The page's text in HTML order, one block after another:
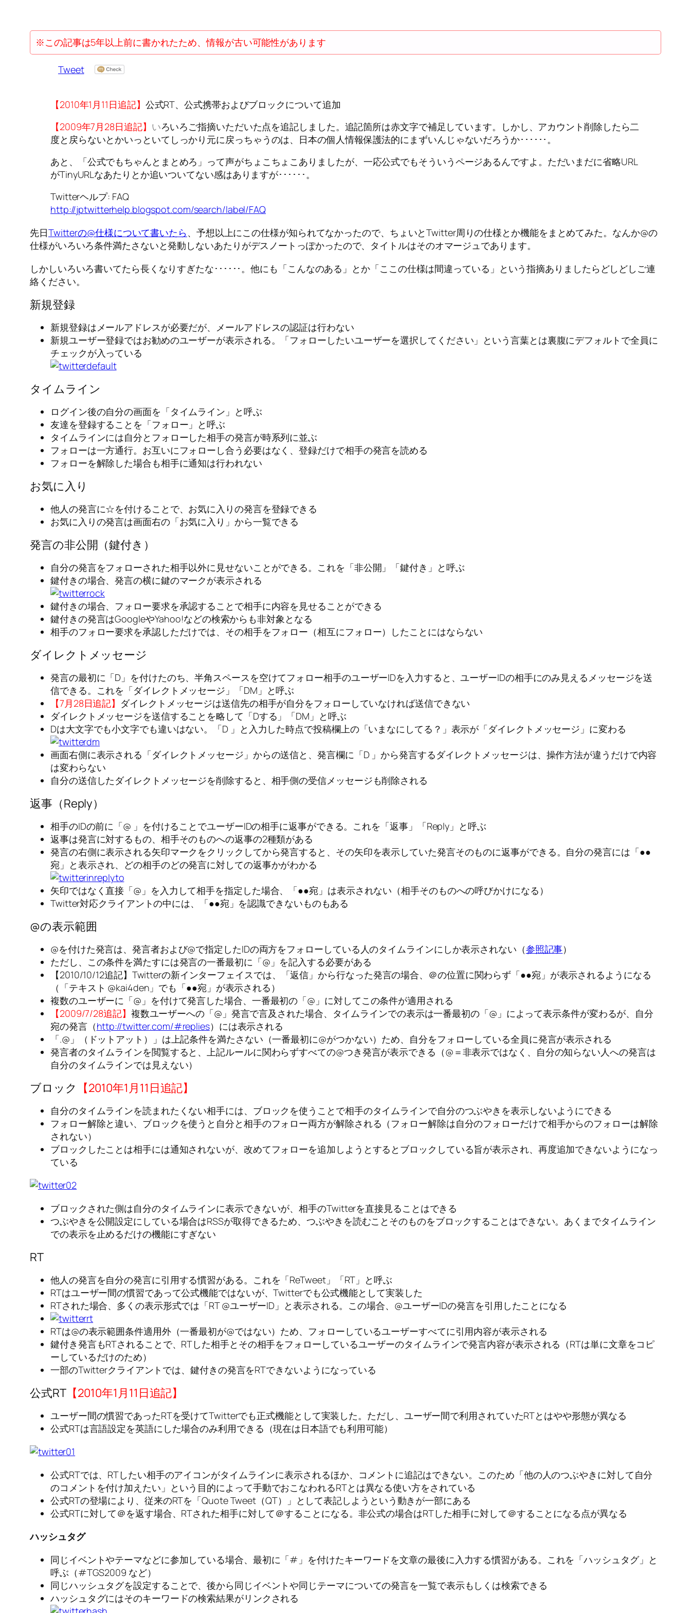
※この記事は5年以上前に書かれたため、情報が古い可能性があります
Tweet
【2010年1月11日追記】 公式RT、公式携帯およびブロックについて追加
【2009年7月28日追記】 いろいろご指摘いただいた点を追記しました。追記箇所は赤文字で補足しています。しかし、アカウント削除したら二
度と戻らないとかいっといてしっかり元に戻っちゃうのは、日本の個人情報保護法的にまずいんじゃないだろうか･･････。
あと、「公式でもちゃんとまとめろ」って声がちょこちょこありましたが、一応公式でもそういうページあるんですよ。ただいまだに省略URL
がTinyURLなあたりとか追いついてない感はありますが･･････。
Twitterヘルプ: FAQ
http://jptwitterhelp.blogspot.com/search/label/FAQ
先日Twitterの@仕様について書いたら、予想以上にこの仕様が知られてなかったので、ちょいとTwitter周りの仕様とか機能をまとめてみた。なんか@の
仕様がいろいろ条件満たさないと発動しないあたりがデスノートっぽかったので、タイトルはそのオマージュであります。
しかしいろいろ書いてたら長くなりすぎたな･･････。他にも「こんなのある」とか「ここの仕様は間違っている」という指摘ありましたらどしどしご連
絡ください。
新規登録
新規登録はメールアドレスが必要だが、メールアドレスの認証は行わない
新規ユーザー登録ではお勧めのユーザーが表示される。「フォローしたいユーザーを選択してください」という言葉とは裏腹にデフォルトで全員に
チェックが入っている
タイムライン
ログイン後の自分の画面を「タイムライン」と呼ぶ
友達を登録することを「フォロー」と呼ぶ
タイムラインには自分とフォローした相手の発言が時系列に並ぶ
フォローは一方通行。お互いにフォローし合う必要はなく、登録だけで相手の発言を読める
フォローを解除した場合も相手に通知は行われない
お気に入り
他人の発言に☆を付けることで、お気に入りの発言を登録できる
お気に入りの発言は画面右の「お気に入り」から一覧できる
発言の非公開（鍵付き）
自分の発言をフォローされた相手以外に見せないことができる。これを「非公開」「鍵付き」と呼ぶ
鍵付きの場合、発言の横に鍵のマークが表示される
鍵付きの場合、フォロー要求を承認することで相手に内容を見せることができる
鍵付きの発言はGoogleやYahoo!などの検索からも非対象となる
相手のフォロー要求を承認しただけでは、その相手をフォロー（相互にフォロー）したことにはならない
ダイレクトメッセージ
発言の最初に「D」を付けたのち、半角スペースを空けてフォロー相手のユーザーIDを入力すると、ユーザーIDの相手にのみ見えるメッセージを送
信できる。これを「ダイレクトメッセージ」「DM」と呼ぶ
【7月28日追記】 ダイレクトメッセージは送信先の相手が自分をフォローしていなければ送信できない
ダイレクトメッセージを送信することを略して「Dする」「DM」と呼ぶ
Dは大文字でも小文字でも違いはない。「D 」と入力した時点で投稿欄上の「いまなにしてる？」表示が「ダイレクトメッセージ」に変わる
画面右側に表示される「ダイレクトメッセージ」からの送信と、発言欄に「D 」から発言するダイレクトメッセージは、操作方法が違うだけで内容
は変わらない
自分の送信したダイレクトメッセージを削除すると、相手側の受信メッセージも削除される
返事（Reply）
相手のIDの前に「@ 」を付けることでユーザーIDの相手に返事ができる。これを「返事」「Reply」と呼ぶ
返事は発言に対するもの、相手そのものへの返事の2種類がある
発言の右側に表示される矢印マークをクリックしてから発言すると、その矢印を表示していた発言そのものに返事ができる。自分の発言には「●●
宛」と表示され、どの相手のどの発言に対しての返事かがわかる
矢印ではなく直接「@」を入力して相手を指定した場合、「●●宛」は表示されない（相手そのものへの呼びかけになる）
Twitter対応クライアントの中には、「●●宛」を認識できないものもある
@の表示範囲
@を付けた発言は、発言者および@で指定したIDの両方をフォローしている人のタイムラインにしか表示されない（参照記事）
ただし、この条件を満たすには発言の一番最初に「@」を記入する必要がある
【2010/10/12追記】Twitterの新インターフェイスでは、「返信」から行なった発言の場合、＠の位置に関わらず「●●宛」が表示されるようになる
（「テキスト @kai4den」でも「●●宛」が表示される）
複数のユーザーに「@」を付けて発言した場合、一番最初の「@」に対してこの条件が適用される
【2009/7/28追記】 複数ユーザーへの「@」発言で言及された場合、タイムラインでの表示は一番最初の「@」によって表示条件が変わるが、自分
宛の発言（http://twitter.com/#replies）には表示される
「.@」（ドットアット）」は上記条件を満たさない（一番最初に@がつかない）ため、自分をフォローしている全員に発言が表示される
発言者のタイムラインを閲覧すると、上記ルールに関わらずすべての@つき発言が表示できる（@＝非表示ではなく、自分の知らない人への発言は
自分のタイムラインでは見えない）
ブロック 【2010年1月11日追記】
自分のタイムラインを読まれたくない相手には、ブロックを使うことで相手のタイムラインで自分のつぶやきを表示しないようにできる
フォロー解除と違い、ブロックを使うと自分と相手のフォロー両方が解除される（フォロー解除は自分のフォローだけで相手からのフォローは解除
されない）
ブロックしたことは相手には通知されないが、改めてフォローを追加しようとするとブロックしている旨が表示され、再度追加できないようになっ
ている
ブロックされた側は自分のタイムラインに表示できないが、相手のTwitterを直接見ることはできる
つぶやきを公開設定にしている場合はRSSが取得できるため、つぶやきを読むことそのものをブロックすることはできない。あくまでタイムライン
での表示を止めるだけの機能にすぎない
RT
他人の発言を自分の発言に引用する慣習がある。これを「ReTweet」「RT」と呼ぶ
RTはユーザー間の慣習であって公式機能ではないが、Twitterでも公式機能として実装した
RTされた場合、多くの表示形式では「RT @ユーザーID」と表示される。この場合、@ユーザーIDの発言を引用したことになる
RTは@の表示範囲条件適用外（一番最初が@ではない）ため、フォローしているユーザーすべてに引用内容が表示される
鍵付き発言もRTされることで、RTした相手とその相手をフォローしているユーザーのタイムラインで発言内容が表示される（RTは単に文章をコピ
ーしているだけのため）
一部のTwitterクライアントでは、鍵付きの発言をRTできないようになっている
公式RT【2010年1月11日追記】
ユーザー間の慣習であったRTを受けてTwitterでも正式機能として実装した。ただし、ユーザー間で利用されていたRTとはやや形態が異なる
公式RTは言語設定を英語にした場合のみ利用できる（現在は日本語でも利用可能）
公式RTでは、RTしたい相手のアイコンがタイムラインに表示されるほか、コメントに追記はできない。このため「他の人のつぶやきに対して自分
のコメントを付け加えたい」という目的によって手動でおこなわれるRTとは異なる使い方をされている
公式RTの登場により、従来のRTを「Quote Tweet（QT）」として表記しようという動きが一部にある
公式RTに対して＠を返す場合、RTされた相手に対して＠することになる。非公式の場合はRTした相手に対して＠することになる点が異なる
ハッシュタグ
同じイベントやテーマなどに参加している場合、最初に「#」を付けたキーワードを文章の最後に入力する慣習がある。これを「ハッシュタグ」と
呼ぶ（#TGS2009 など）
同じハッシュタグを設定することで、後から同じイベントや同じテーマについての発言を一覧で表示もしくは検索できる
ハッシュタグにはそのキーワードの検索結果がリンクされる